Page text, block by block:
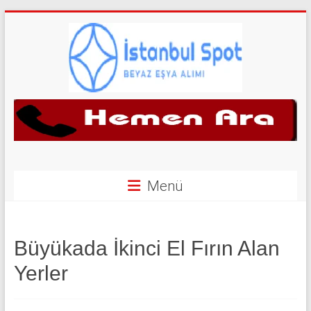
İkinci
El
Yerler
|
Menü
Büyükada İkinci El Fırın Alan
Yerler